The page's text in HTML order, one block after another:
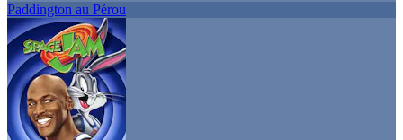
Paddington au Pérou